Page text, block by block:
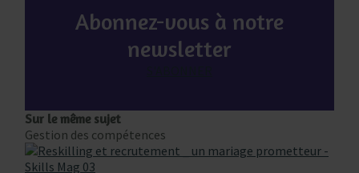
Abonnez-vous à notre
newsletter
Sur le même sujet
Gestion des compétences